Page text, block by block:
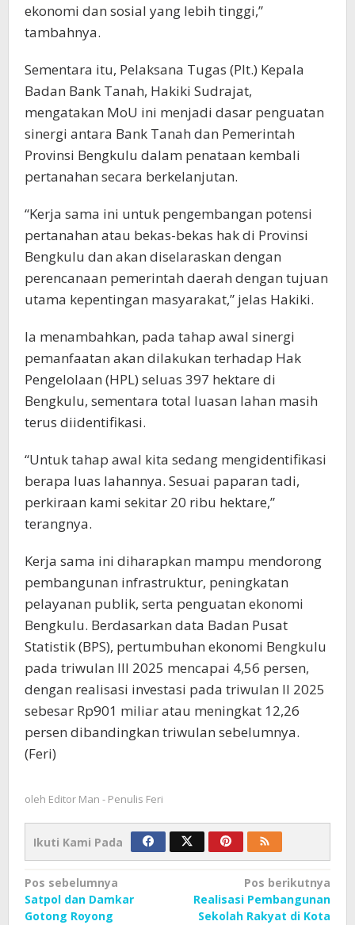
ekonomi dan sosial yang lebih tinggi,”
tambahnya.
Sementara itu, Pelaksana Tugas (Plt.) Kepala
Badan Bank Tanah, Hakiki Sudrajat,
mengatakan MoU ini menjadi dasar penguatan
sinergi antara Bank Tanah dan Pemerintah
Provinsi Bengkulu dalam penataan kembali
pertanahan secara berkelanjutan.
“Kerja sama ini untuk pengembangan potensi
pertanahan atau bekas-bekas hak di Provinsi
Bengkulu dan akan diselaraskan dengan
perencanaan pemerintah daerah dengan tujuan
utama kepentingan masyarakat,” jelas Hakiki.
Ia menambahkan, pada tahap awal sinergi
pemanfaatan akan dilakukan terhadap Hak
Pengelolaan (HPL) seluas 397 hektare di
Bengkulu, sementara total luasan lahan masih
terus diidentifikasi.
“Untuk tahap awal kita sedang mengidentifikasi
berapa luas lahannya. Sesuai paparan tadi,
perkiraan kami sekitar 20 ribu hektare,”
terangnya.
Kerja sama ini diharapkan mampu mendorong
pembangunan infrastruktur, peningkatan
pelayanan publik, serta penguatan ekonomi
Bengkulu. Berdasarkan data Badan Pusat
Statistik (BPS), pertumbuhan ekonomi Bengkulu
pada triwulan III 2025 mencapai 4,56 persen,
dengan realisasi investasi pada triwulan II 2025
sebesar Rp901 miliar atau meningkat 12,26
persen dibandingkan triwulan sebelumnya.
(Feri)
oleh Editor Man - Penulis Feri
Ikuti Kami Pada
Navigasi
pos
Pos sebelumnya
Satpol dan Damkar
Gotong Royong
Pos berikutnya
Realisasi Pembangunan
Sekolah Rakyat di Kota